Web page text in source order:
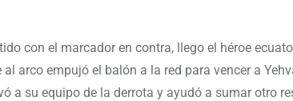
con el marcador en contra, llego el héroe
arco empujó el balón a la red para vencer a
a su equipo de la derrota y ayudó a sumar otro